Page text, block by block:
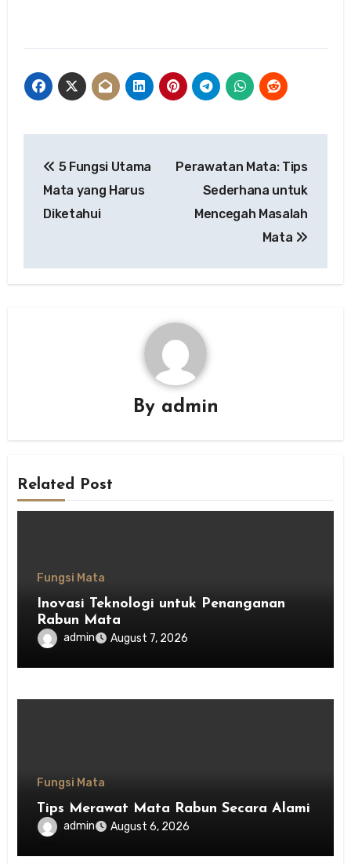
navigation
5 Fungsi Utama
Mata yang Harus
Diketahui
Perawatan Mata: Tips
Sederhana untuk
Mencegah Masalah
Mata
By admin
Related Post
Fungsi Mata
Inovasi Teknologi untuk Penanganan
Rabun Mata
admin August 7, 2026
Fungsi Mata
Tips Merawat Mata Rabun Secara Alami
admin August 6, 2026